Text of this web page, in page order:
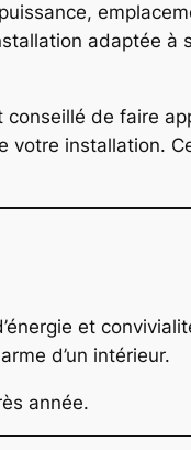
adaptée à
de faire
installation.
et
d’un intérieur.
année.